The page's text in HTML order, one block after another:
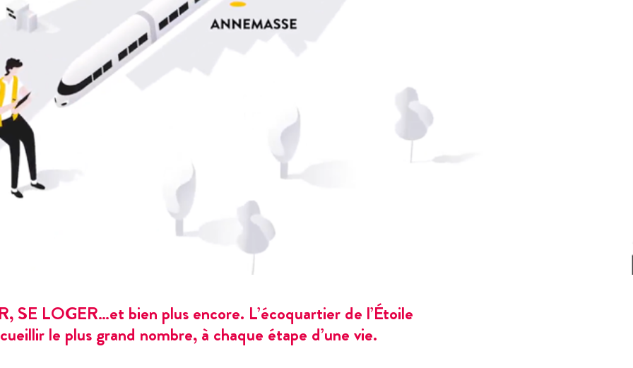
SE LOGER…et bien plus encore. L’écoquartier de l’Étoile
le plus grand nombre, à chaque étape d’une vie.